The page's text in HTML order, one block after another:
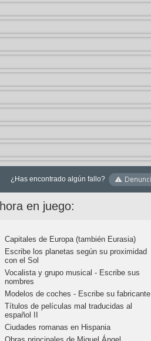
¿Has encontrado algún fallo?
en juego:
Capitales de Europa (también Eurasia)
Escribe los planetas según su proximidad
con el Sol
Vocalista y grupo musical - Escribe sus
nombres
Modelos de coches - Escribe su fabricante
Títulos de películas mal traducidas al
español II
Ciudades romanas en Hispania